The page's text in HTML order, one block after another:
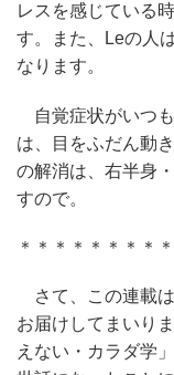
レスを感じている
す。また、Leの人
なります。
自覚症状がいつ
は、目をふだん動
の解消は、右半身
すので。
＊＊＊＊＊＊＊＊＊
さて、この連載
お届けしてまいり
えない・カラダ学